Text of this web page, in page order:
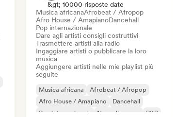
&gt; 10000 risposte date
Musica africanaAfrobeat / Afropop
Afro House / AmapianoDancehall
Pop internazionale
Dare agli artisti consigli costruttivi
Trasmettere artisti alla radio
Ingaggiare artisti o pubblicare la loro
musica
Aggiungere artisti nelle mie playlist più
seguite
Musica africana
Afrobeat / Afropop
Afro House / Amapiano
Dancehall
Rap internazionale
Nouvelle scene
R&B